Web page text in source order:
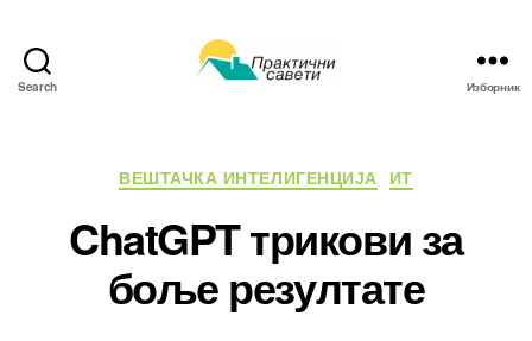
Search Изборник
Категорије
ВЕШТАЧКА ИНТЕЛИГЕНЦИЈА ИТ
ChatGPT трикови за
боље резултате